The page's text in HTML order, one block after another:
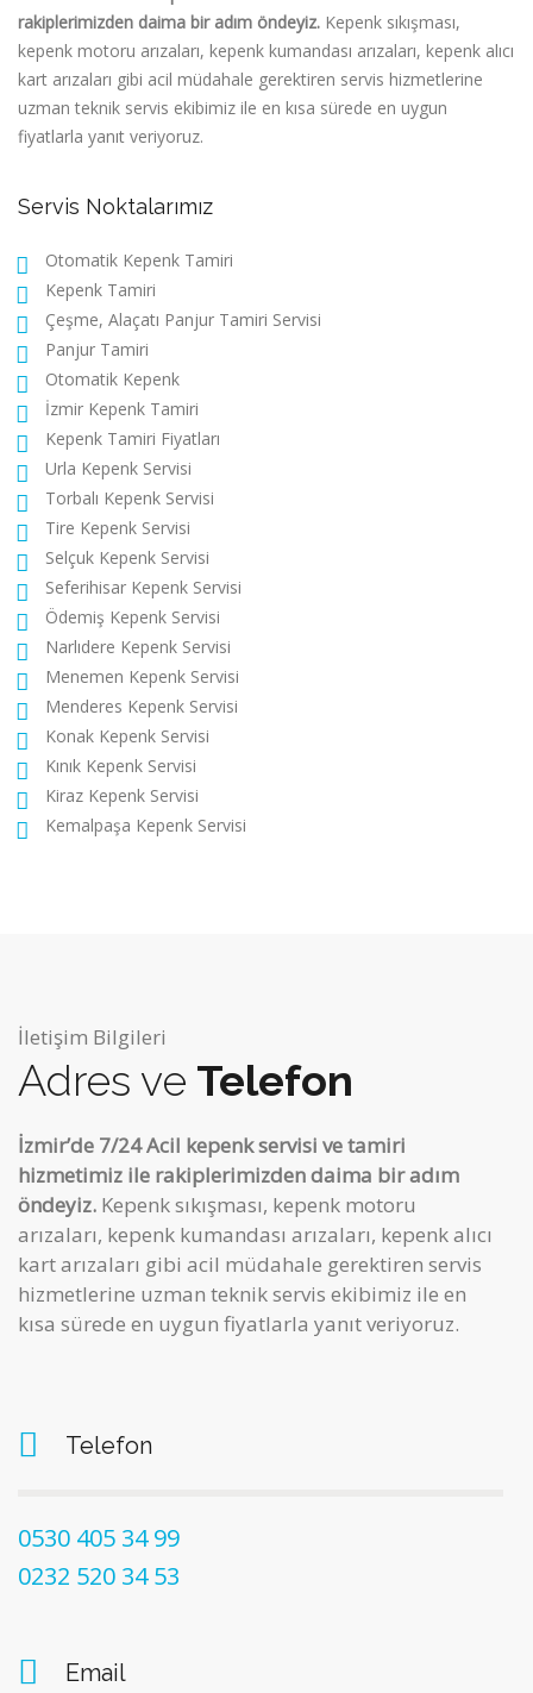
rakiplerimizden daima bir adım öndeyiz. Kepenk sıkışması,
kepenk motoru arızaları, kepenk kumandası arızaları, kepenk alıcı
kart arızaları gibi acil müdahale gerektiren servis hizmetlerine
uzman teknik servis ekibimiz ile en kısa sürede en uygun
fiyatlarla yanıt veriyoruz.
Servis Noktalarımız
Otomatik Kepenk Tamiri
Kepenk Tamiri
Çeşme, Alaçatı Panjur Tamiri Servisi
Panjur Tamiri
Otomatik Kepenk
İzmir Kepenk Tamiri
Kepenk Tamiri Fiyatları
Urla Kepenk Servisi
Torbalı Kepenk Servisi
Tire Kepenk Servisi
Selçuk Kepenk Servisi
Seferihisar Kepenk Servisi
Ödemiş Kepenk Servisi
Narlıdere Kepenk Servisi
Menemen Kepenk Servisi
Menderes Kepenk Servisi
Konak Kepenk Servisi
Kınık Kepenk Servisi
Kiraz Kepenk Servisi
Kemalpaşa Kepenk Servisi
İletişim Bilgileri
Adres ve Telefon
İzmir’de 7/24 Acil kepenk servisi ve tamiri
hizmetimiz ile rakiplerimizden daima bir adım
öndeyiz. Kepenk sıkışması, kepenk motoru
arızaları, kepenk kumandası arızaları, kepenk alıcı
kart arızaları gibi acil müdahale gerektiren servis
hizmetlerine uzman teknik servis ekibimiz ile en
kısa sürede en uygun fiyatlarla yanıt veriyoruz.
Telefon
0530 405 34 99
0232 520 34 53
Email